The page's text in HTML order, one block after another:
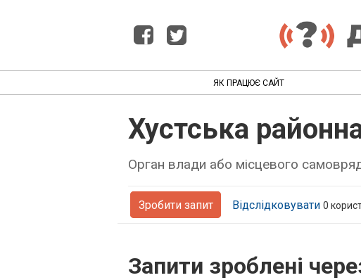
ЯК ПРАЦЮЄ САЙТ
Хустська
Орган влади або місцевого
Зробити запит Відслідковувати 0
Запити зроблені